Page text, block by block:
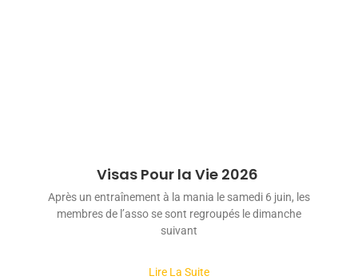
Visas Pour la Vie 2026
Après un entraînement à la mania le samedi 6 juin, les
membres de l’asso se sont regroupés le dimanche
suivant
Lire La Suite